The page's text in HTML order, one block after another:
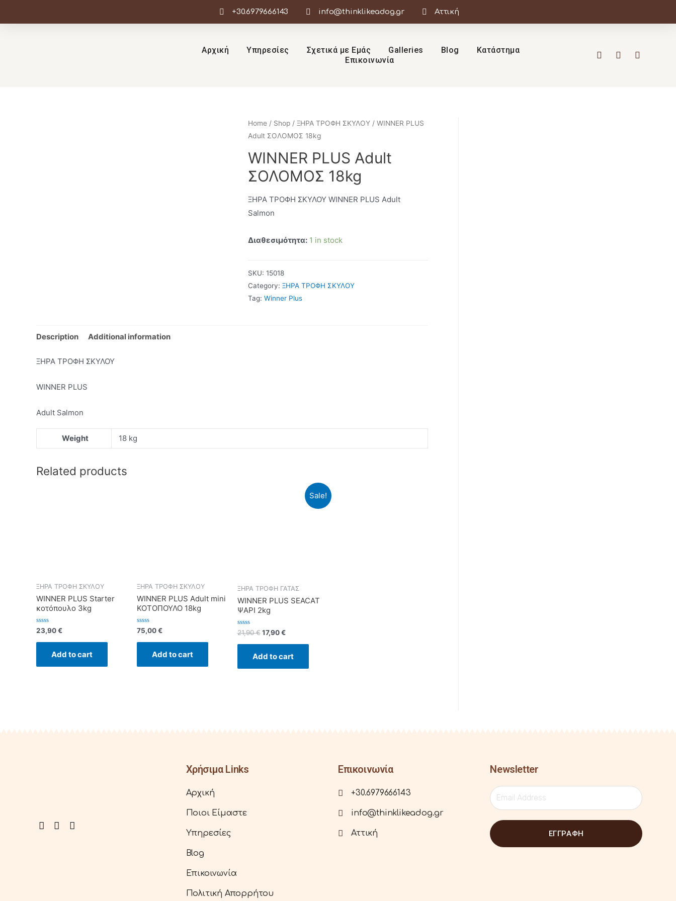
+30.6979666143 info@thinklikeadog.gr Αττική
Αρχική Υπηρεσίες Σχετικά με Εμάς Galleries Blog
Κατάστημα
Επικοινωνία
Home/ Shop/ ΞΗΡΑ ΤΡΟΦΗ ΣΚΥΛΟΥ/ WINNER PLUS
Adult ΣΟΛΟΜΟΣ 18kg
WINNER PLUS Adult
ΣΟΛΟΜΟΣ 18kg
ΞΗΡΑ ΤΡΟΦΗ ΣΚΥΛΟΥ WINNER PLUS Adult
Salmon
Διαθεσιμότητα: 1 in stock
SKU: 15018
Category: ΞΗΡΑ ΤΡΟΦΗ ΣΚΥΛΟΥ
Tag: Winner Plus
Description Additional information
ΞΗΡΑ ΤΡΟΦΗ ΣΚΥΛΟΥ
WINNER PLUS
Adult Salmon
Weight 18 kg
Related products
ΞΗΡΑ ΤΡΟΦΗ ΣΚΥΛΟΥ
WINNER PLUS Starter
κοτόπουλο 3kg
Rated
out
23,90€
Add to cart
ΞΗΡΑ ΤΡΟΦΗ ΣΚΥΛΟΥ
WINNER PLUS Adult mini
ΚΟΤΟΠΟΥΛΟ 18kg
Rated
out
75,00€
Add to cart
Sale!
ΞΗΡΑ ΤΡΟΦΗ ΓΑΤΑΣ
WINNER PLUS SEACAT
ΨΑΡΙ 2kg
Rated
out
21,90€ 17,90€
Add to cart
Χρήσιμα Links
Αρχική
Ποιοι Είμαστε
Υπηρεσίες
Blog
Επικοινωνία
Πολιτική Απορρήτου
Επικοινωνία
+30.6979666143
info@thinklikeadog.gr
Αττική
Newsletter
ΕΓΓΡΑΦΗ